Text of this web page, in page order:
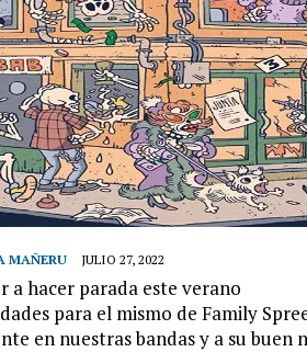
MAÑERU JULIO 27, 2022
a hacer parada este verano
para el mismo de Family
en nuestras bandas y a su buen